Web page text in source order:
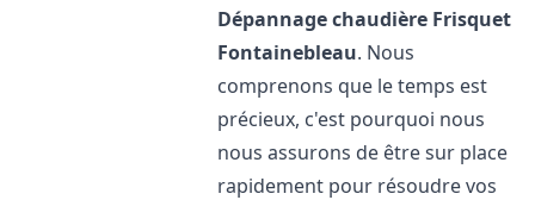
Dépannage chaudière Frisquet
Fontainebleau. Nous
comprenons que le temps est
précieux, c'est pourquoi nous
nous assurons de être sur place
rapidement pour résoudre vos